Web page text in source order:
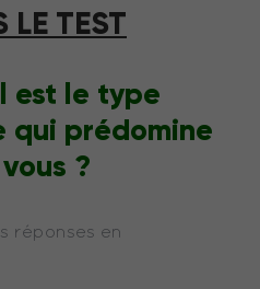
LE TEST
est le type
qui prédomine
?
réponses en